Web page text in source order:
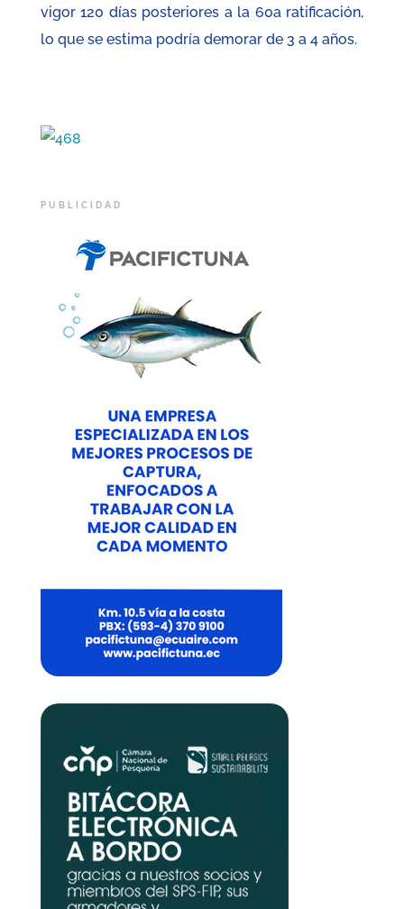
vigor 120 días posteriores a la 60a ratificación,
lo que se estima podría demorar de 3 a 4 años.